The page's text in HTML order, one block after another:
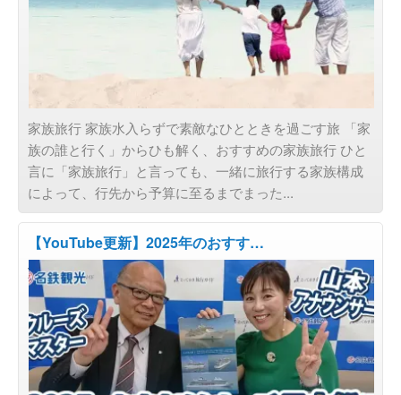
家族旅行 家族水入らずで素敵なひとときを過ごす旅 「家
族の誰と行く」からひも解く、おすすめの家族旅行 ひと
言に「家族旅行」と言っても、一緒に旅行する家族構成
によって、行先から予算に至るまでまった...
【YouTube更新】2025年のおすす…
旅の目的で選ぶ